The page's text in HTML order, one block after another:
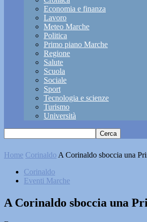
Economia e finanza
Lavoro
Meteo Marche
Politica
Primo piano Marche
Regione
Salute
Scuola
Sociale
Sport
Tecnologia e scienze
Turismo
Università
Home Corinaldo A Corinaldo sboccia una
Corinaldo
Eventi Marche
A Corinaldo sboccia una